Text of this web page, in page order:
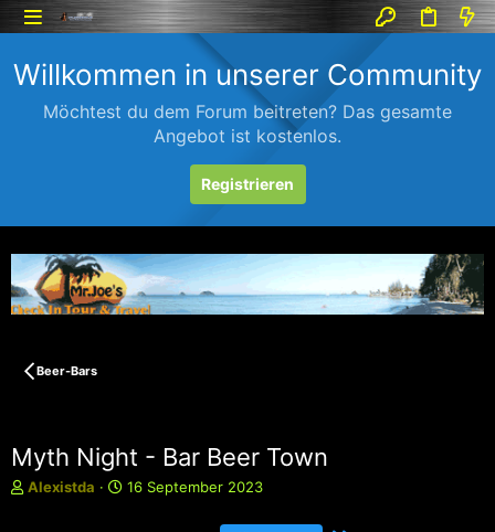
Willkommen in unserer Community
Möchtest du dem Forum beitreten? Das gesamte
Angebot ist kostenlos.
Registrieren
Beer-Bars
Myth Night - Bar Beer Town
E
Alexistda
E
16 September 2023